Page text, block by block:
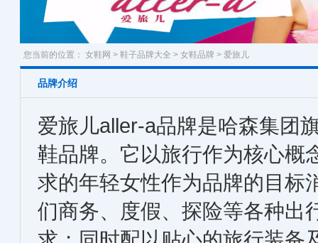
您当前的位置： 女鞋网 > 鞋子品牌大全 > 女鞋品牌 > 爱旅儿
品牌介绍
爱旅儿aller-a品牌是哈森集团
鞋品牌。它以旅行作为核心概
求的年轻女性作为品牌的目标
们商务、度假、探险等各种出